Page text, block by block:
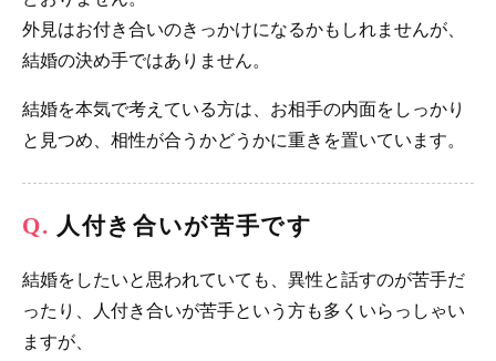
外見はお付き合いのきっかけになるかもしれませんが、
結婚の決め手ではありません。
結婚を本気で考えている方は、お相手の内面をしっかり
と見つめ、相性が合うかどうかに重きを置いています。
人付き合いが苦手です
結婚をしたいと思われていても、異性と話すのが苦手だ
ったり、人付き合いが苦手という方も多くいらっしゃい
ますが、